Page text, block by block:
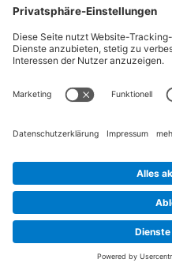
© 2026 bite away®